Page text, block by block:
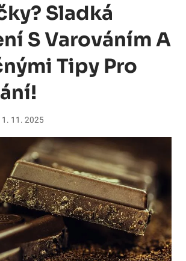
Sladká
S Varováním A
Tipy Pro
1. 11. 2025